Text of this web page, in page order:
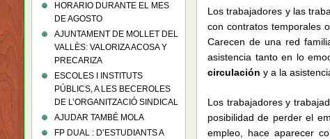
Los trabajadores y las
con contratos temporales
Carecen de una red
asistencia tanto en lo
circulación y a la
Los trabajadores y
posibilidad de perder el
empleo, hace aparecer
HORARIO DURANTE EL MES
DE AGOSTO
AJUNTAMENT DE MOLLET DEL
VALLÈS: VALORIZA ACOSA Y
PRECARIZA
ESCOLES I INSTITUTS
PÚBLICS, A LES BECEROLES
DE L’ORGANITZACIÓ SINDICAL
AJUDAR TAMBÉ MOLA
FP DUAL : D’ESTUDIANTS A